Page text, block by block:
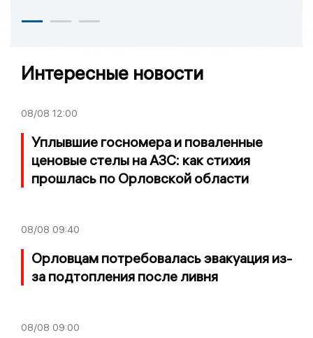
Интересные новости
08/08 12:00
Уплывшие госномера и поваленные
ценовые стелы на АЗС: как стихия
прошлась по Орловской области
08/08 09:40
Орловцам потребовалась эвакуация из-
за подтопления после ливня
08/08 09:00